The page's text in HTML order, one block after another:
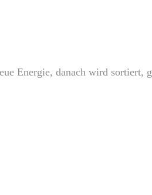
Energie, danach wird sortiert,